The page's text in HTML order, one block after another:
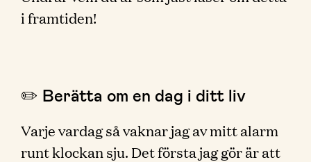
i framtiden!
✏️ Berätta om en dag i ditt liv
Varje vardag så vaknar jag av mitt alarm
runt klockan sju. Det första jag gör är att